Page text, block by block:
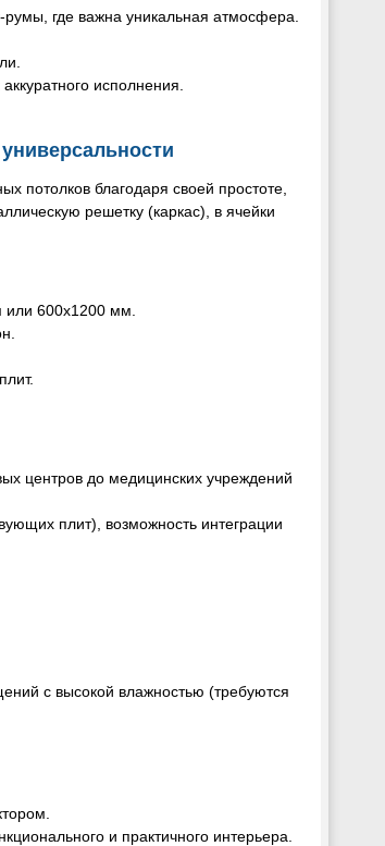
где важна уникальная атмосфера.
исполнения.
потолков благодаря своей простоте,
решетку (каркас), в ячейки
600х1200 мм.
центров до медицинских учреждений
плит), возможность интеграции
с высокой влажностью (требуются
и практичного интерьера.